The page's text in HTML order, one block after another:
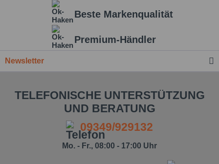
Beste Markenqualität
Premium-Händler
Newsletter
TELEFONISCHE UNTERSTÜTZUNG
UND BERATUNG
09349/929132
Mo. - Fr., 08:00 - 17:00 Uhr